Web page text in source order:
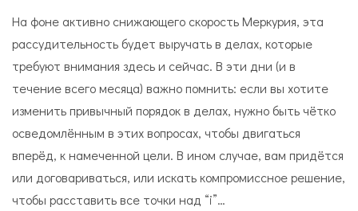
На фоне активно снижающего скорость Меркурия, эта
рассудительность будет выручать в делах, которые
требуют внимания здесь и сейчас. В эти дни (и в
течение всего месяца) важно помнить: если вы хотите
изменить привычный порядок в делах, нужно быть чётко
осведомлённым в этих вопросах, чтобы двигаться
вперёд, к намеченной цели. В ином случае, вам придётся
или договариваться, или искать компромиссное решение,
чтобы расставить все точки над “i”…